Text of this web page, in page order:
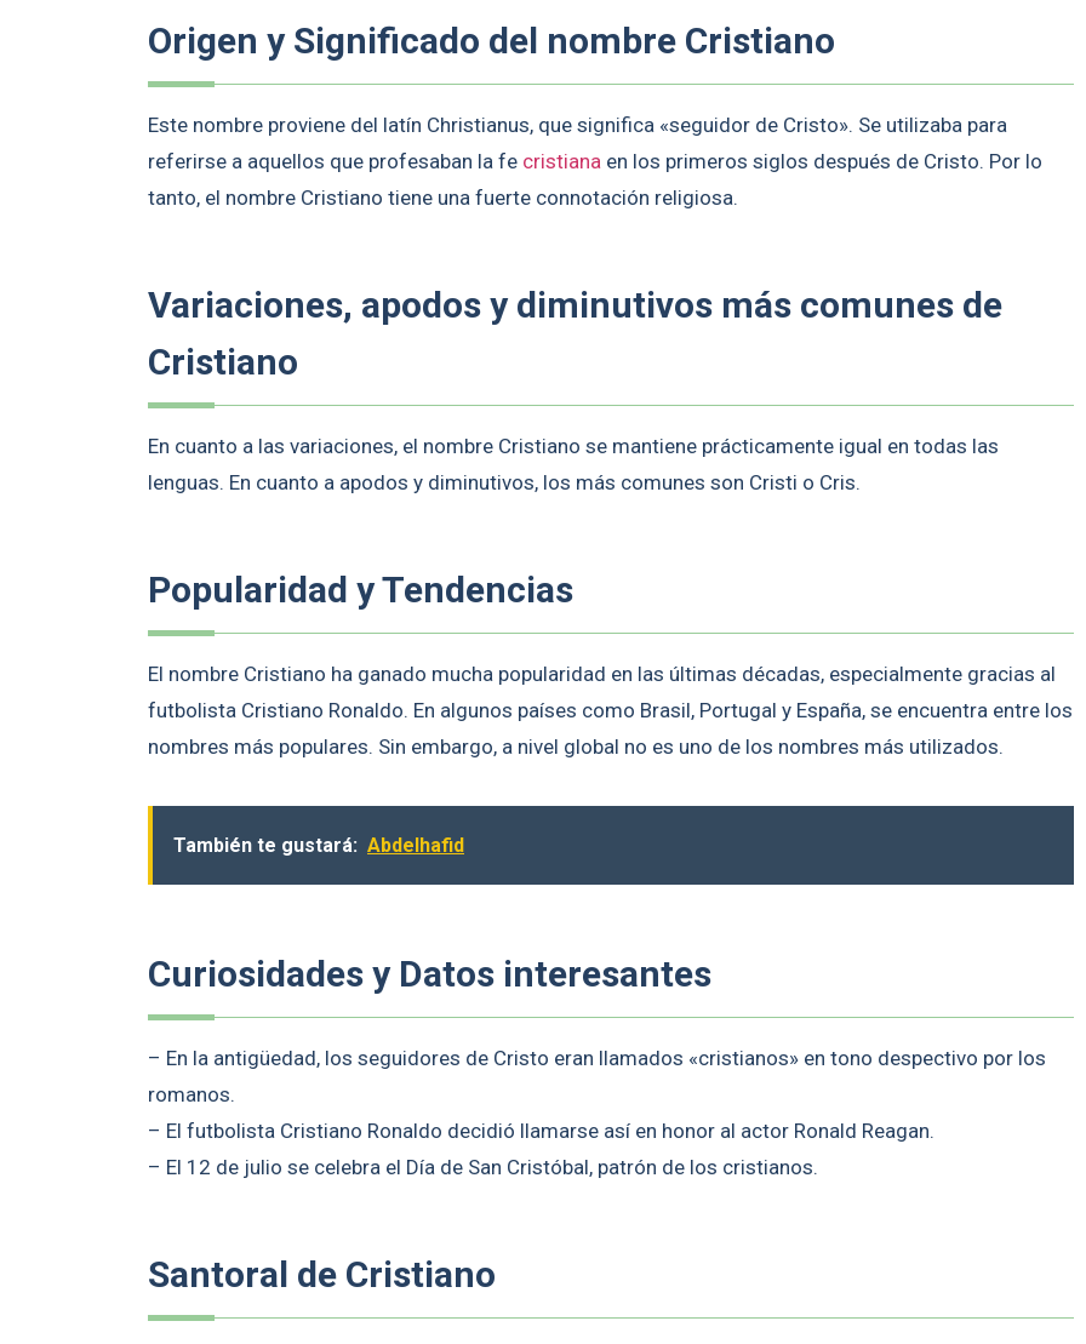
Origen y Significado del nombre Cristiano
Este nombre proviene del latín Christianus, que significa «seguidor de Cristo». Se utilizaba para
referirse a aquellos que profesaban la fe cristiana en los primeros siglos después de Cristo. Por lo
tanto, el nombre Cristiano tiene una fuerte connotación religiosa.
Variaciones, apodos y diminutivos más comunes de
Cristiano
En cuanto a las variaciones, el nombre Cristiano se mantiene prácticamente igual en todas las
lenguas. En cuanto a apodos y diminutivos, los más comunes son Cristi o Cris.
Popularidad y Tendencias
El nombre Cristiano ha ganado mucha popularidad en las últimas décadas, especialmente gracias al
futbolista Cristiano Ronaldo. En algunos países como Brasil, Portugal y España, se encuentra entre los
nombres más populares. Sin embargo, a nivel global no es uno de los nombres más utilizados.
También te gustará: Abdelhafid
Curiosidades y Datos interesantes
– En la antigüedad, los seguidores de Cristo eran llamados «cristianos» en tono despectivo por los
romanos.
– El futbolista Cristiano Ronaldo decidió llamarse así en honor al actor Ronald Reagan.
– El 12 de julio se celebra el Día de San Cristóbal, patrón de los cristianos.
Santoral de Cristiano